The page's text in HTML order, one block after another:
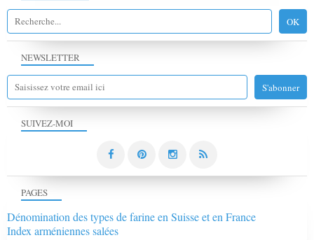
NEWSLETTER
SUIVEZ-MOI
PAGES
Dénomination des types de farine en Suisse et en France
Index arméniennes salées